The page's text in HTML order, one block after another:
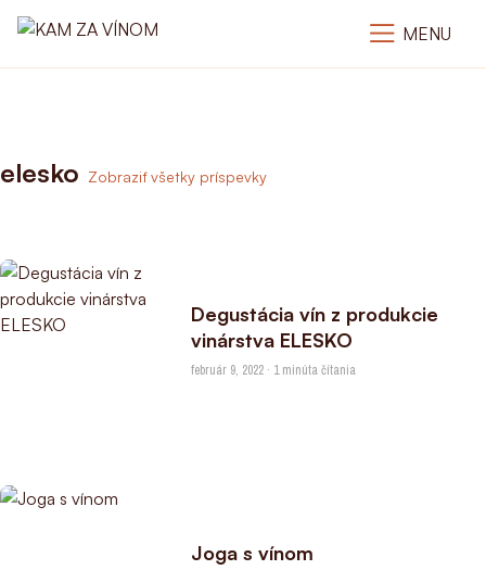
MENU
elesko Zobraziť všetky príspevky
Degustácia vín z produkcie
vinárstva ELESKO
február 9, 2022 · 1 minúta čítania
Joga s vínom